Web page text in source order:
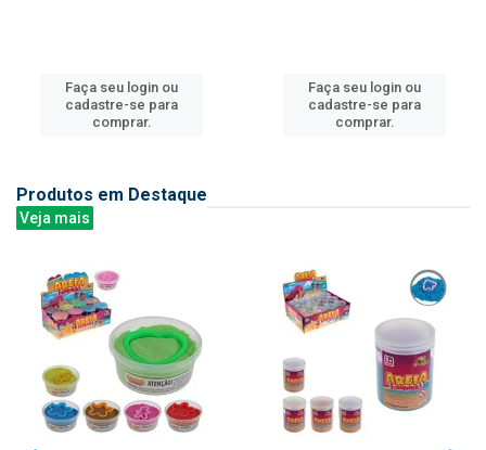
Faça seu login ou
cadastre-se para
comprar.
Faça seu login ou
cadastre-se para
comprar.
Produtos em Destaque
Veja mais